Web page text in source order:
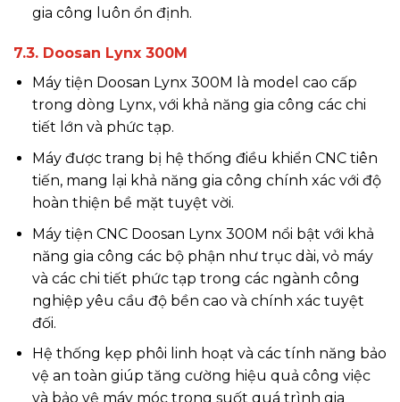
gia công luôn ổn định.
7.3. Doosan Lynx 300M
Máy tiện Doosan Lynx 300M là model cao cấp
trong dòng Lynx, với khả năng gia công các chi
tiết lớn và phức tạp.
Máy được trang bị hệ thống điều khiển CNC tiên
tiến, mang lại khả năng gia công chính xác với độ
hoàn thiện bề mặt tuyệt vời.
Máy tiện CNC Doosan Lynx 300M nổi bật với khả
năng gia công các bộ phận như trục dài, vỏ máy
và các chi tiết phức tạp trong các ngành công
nghiệp yêu cầu độ bền cao và chính xác tuyệt
đối.
Hệ thống kẹp phôi linh hoạt và các tính năng bảo
vệ an toàn giúp tăng cường hiệu quả công việc
và bảo vệ máy móc trong suốt quá trình gia